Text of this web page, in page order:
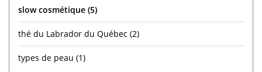
slow cosmétique (5)
thé du Labrador du Québec (2)
types de peau (1)